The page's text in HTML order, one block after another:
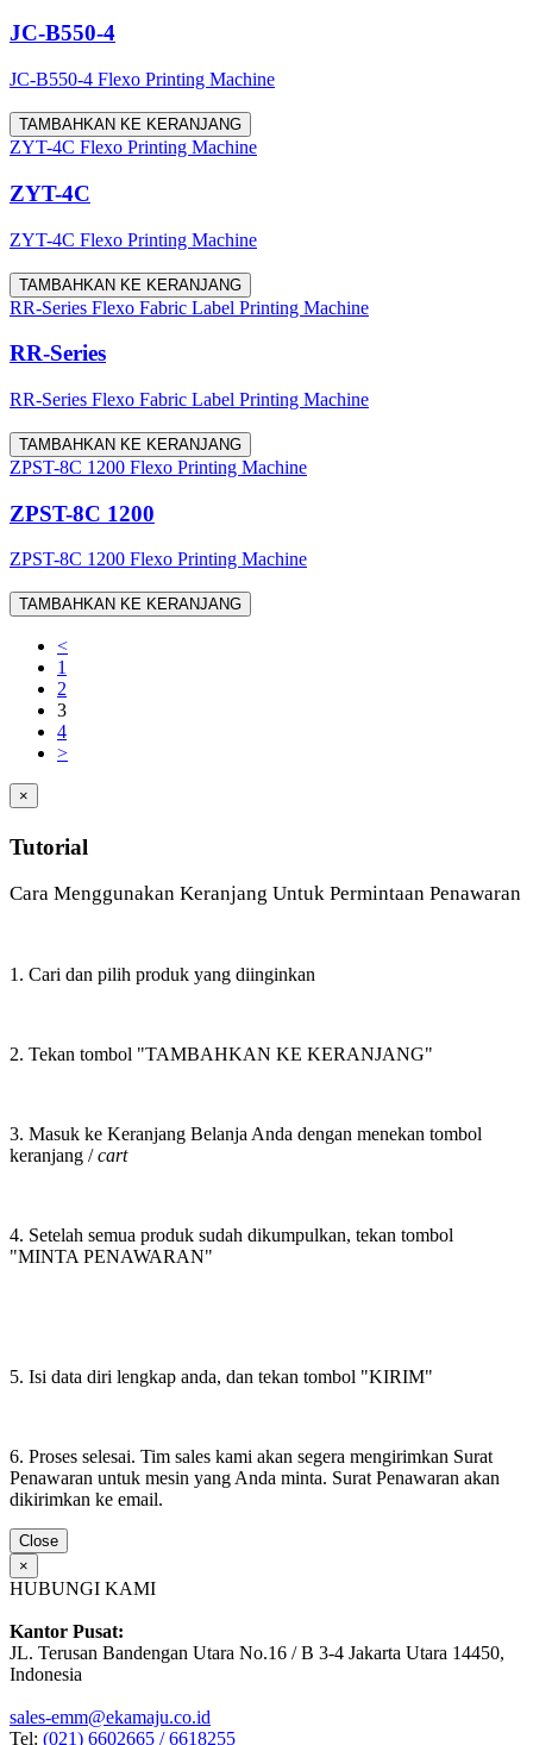
JC-B550-4
JC-B550-4 Flexo Printing Machine
TAMBAHKAN KE KERANJANG
ZYT-4C Flexo Printing Machine
ZYT-4C
ZYT-4C Flexo Printing Machine
TAMBAHKAN KE KERANJANG
RR-Series Flexo Fabric Label Printing Machine
RR-Series
RR-Series Flexo Fabric Label Printing Machine
TAMBAHKAN KE KERANJANG
ZPST-8C 1200 Flexo Printing Machine
ZPST-8C 1200
ZPST-8C 1200 Flexo Printing Machine
TAMBAHKAN KE KERANJANG
<
1
2
3
4
>
×
Tutorial
Cara Menggunakan Keranjang Untuk Permintaan Penawaran
1. Cari dan pilih produk yang diinginkan
2. Tekan tombol "TAMBAHKAN KE KERANJANG"
3. Masuk ke Keranjang Belanja Anda dengan menekan tombol
keranjang /cart
4. Setelah semua produk sudah dikumpulkan, tekan tombol
"MINTA PENAWARAN"
5. Isi data diri lengkap anda, dan tekan tombol "KIRIM"
6. Proses selesai. Tim sales kami akan segera mengirimkan Surat
Penawaran untuk mesin yang Anda minta. Surat Penawaran akan
dikirimkan ke email.
Close
×
HUBUNGI KAMI
Kantor Pusat:
JL. Terusan Bandengan Utara No.16 / B 3-4 Jakarta Utara 14450,
Indonesia
sales-emm@ekamaju.co.id
Tel: (021) 6602665 / 6618255